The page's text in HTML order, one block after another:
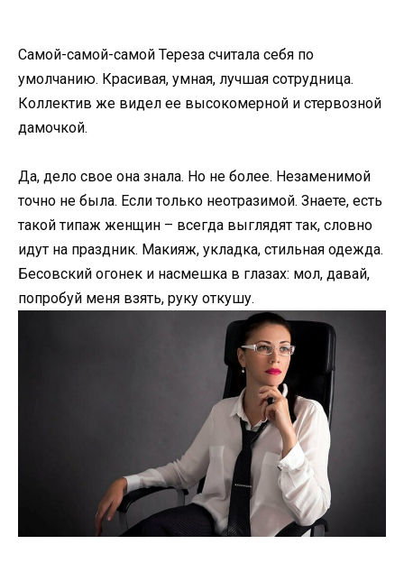
Самой-самой-самой Тереза считала себя по
умолчанию. Красивая, умная, лучшая сотрудница.
Коллектив же видел ее высокомерной и стервозной
дамочкой.
Да, дело свое она знала. Но не более. Незаменимой
точно не была. Если только неотразимой. Знаете, есть
такой типаж женщин – всегда выглядят так, словно
идут на праздник. Макияж, укладка, стильная одежда.
Бесовский огонек и насмешка в глазах: мол, давай,
попробуй меня взять, руку откушу.